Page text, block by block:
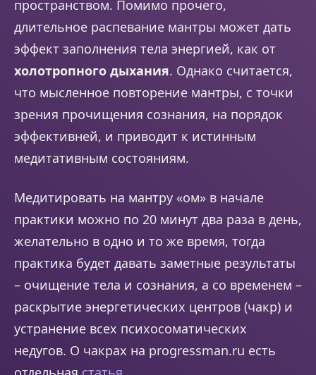
пространством. Помимо прочего,
длительное распевание мантры может дать
эффект заполнения тела энергией, как от
холотропного дыхания. Однако считается,
что мысленное повторение мантры, с точки
зрения прочищения сознания, на порядок
эффективней, и приводит к истинным
медитативным состояниям.
Медитировать на мантру «ом» в начале
практики можно по 20 минут два раза в день,
желательно в одно и то же время, тогда
практика будет давать заметные результаты
– очищение тела и сознания, а со временем –
раскрытие энергетических центров (чакр) и
устранение всех психосоматических
недугов. О чакрах на progressman.ru есть